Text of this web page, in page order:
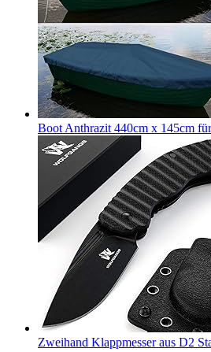
Boot Anthrazit 440cm x 145cm
Zweihand Klappmesser aus D2